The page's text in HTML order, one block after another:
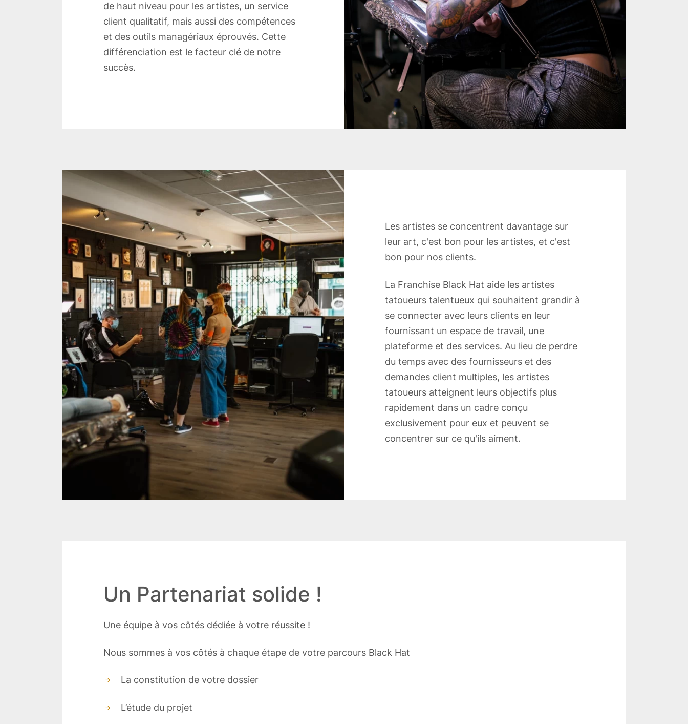
de haut niveau pour les artistes, un service
client qualitatif, mais aussi des compétences
et des outils managériaux éprouvés. Cette
différenciation est le facteur clé de notre
succès.
Les artistes se concentrent davantage sur
leur art, c'est bon pour les artistes, et c'est
bon pour nos clients.
La Franchise Black Hat aide les artistes
tatoueurs talentueux qui souhaitent grandir à
se connecter avec leurs clients en leur
fournissant un espace de travail, une
plateforme et des services. Au lieu de perdre
du temps avec des fournisseurs et des
demandes client multiples, les artistes
tatoueurs atteignent leurs objectifs plus
rapidement dans un cadre conçu
exclusivement pour eux et peuvent se
concentrer sur ce qu'ils aiment.
Un Partenariat solide !
Une équipe à vos côtés dédiée à votre réussite !
Nous sommes à vos côtés à chaque étape de votre parcours Black Hat
La constitution de votre dossier
L’étude du projet